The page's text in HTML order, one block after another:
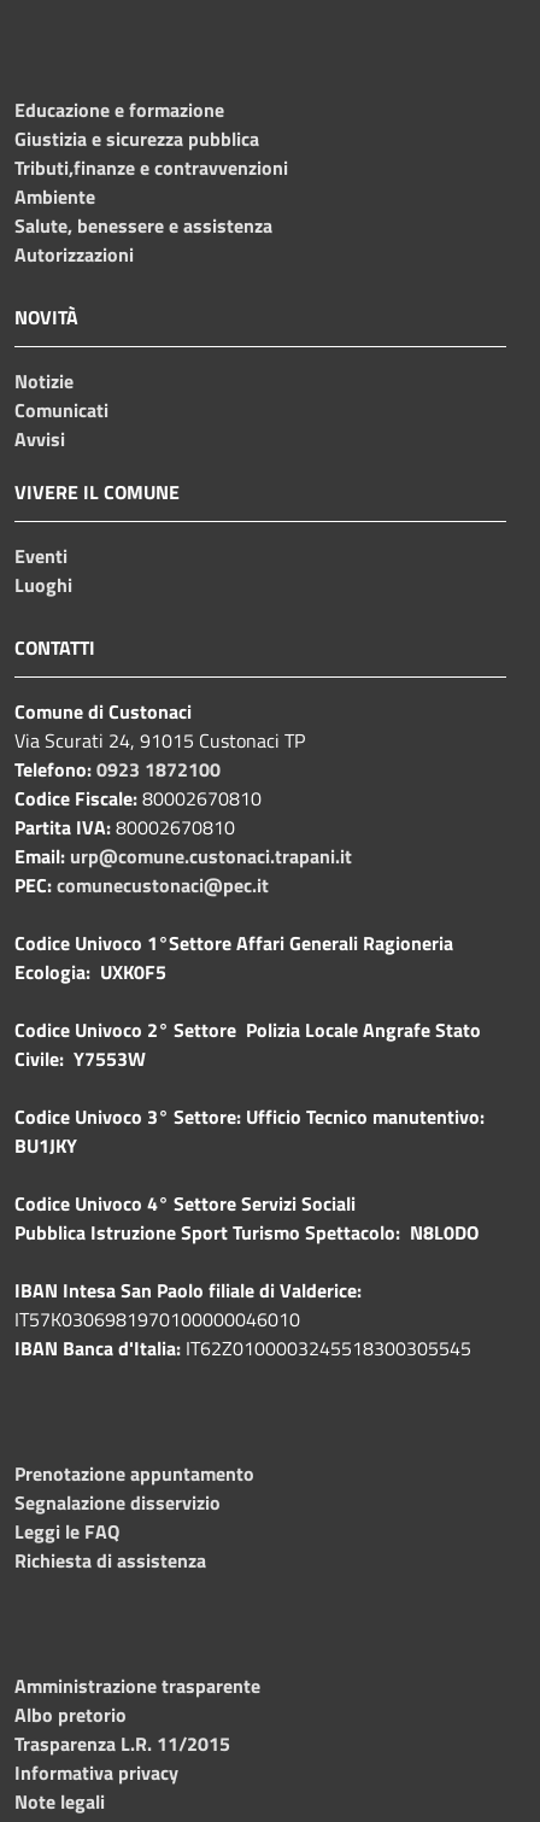
Educazione e formazione
Giustizia e sicurezza pubblica
Tributi,finanze e contravvenzioni
Ambiente
Salute, benessere e assistenza
Autorizzazioni
NOVITÀ
Notizie
Comunicati
Avvisi
VIVERE IL COMUNE
Eventi
Luoghi
CONTATTI
Comune di Custonaci
Via Scurati 24, 91015 Custonaci TP
Telefono:0923 1872100
Codice Fiscale:80002670810
Partita IVA:80002670810
Email: urp@comune.custonaci.trapani.it
PEC:comunecustonaci@pec.it
Codice Univoco 1°Settore Affari Generali Ragioneria
Ecologia: UXK0F5
Codice Univoco 2° Settore Polizia Locale Angrafe Stato
Civile: Y7553W
Codice Univoco 3° Settore: Ufficio Tecnico manutentivo:
BU1JKY
Codice Univoco 4° Settore Servizi Sociali
Pubblica Istruzione Sport Turismo Spettacolo: N8L0DO
IBAN Intesa San Paolo filiale di Valderice:
IT57K0306981970100000046010
IBAN Banca d'Italia: IT62Z0100003245518300305545
Prenotazione appuntamento
Segnalazione disservizio
Leggi le FAQ
Richiesta di assistenza
Amministrazione trasparente
Albo pretorio
Trasparenza L.R. 11/2015
Informativa privacy
Note legali